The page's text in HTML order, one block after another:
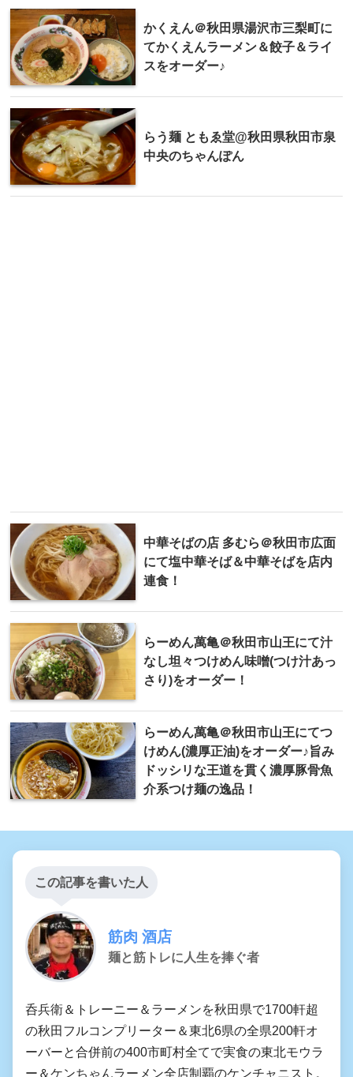
かくえん＠秋田県湯沢市三梨町に
てかくえんラーメン＆餃子＆ライ
スをオーダー♪
らう麺 ともゑ堂@秋田県秋田市泉
中央のちゃんぽん
中華そばの店 多むら＠秋田市広面
にて塩中華そば＆中華そばを店内
連食！
らーめん萬亀＠秋田市山王にて汁
なし坦々つけめん味噌(つけ汁あっ
さり)をオーダー！
らーめん萬亀＠秋田市山王にてつ
けめん(濃厚正油)をオーダー♪旨み
ドッシリな王道を貫く濃厚豚骨魚
介系つけ麺の逸品！
この記事を書いた人
筋肉 酒店
麺と筋トレに人生を捧ぐ者
呑兵衛＆トレーニー＆ラーメンを秋田県で1700軒超
の秋田フルコンプリーター＆東北6県の全県200軒オ
ーバーと合併前の400市町村全てで実食の東北モウラ
ー＆ケンちゃんラーメン全店制覇のケンチャニスト。